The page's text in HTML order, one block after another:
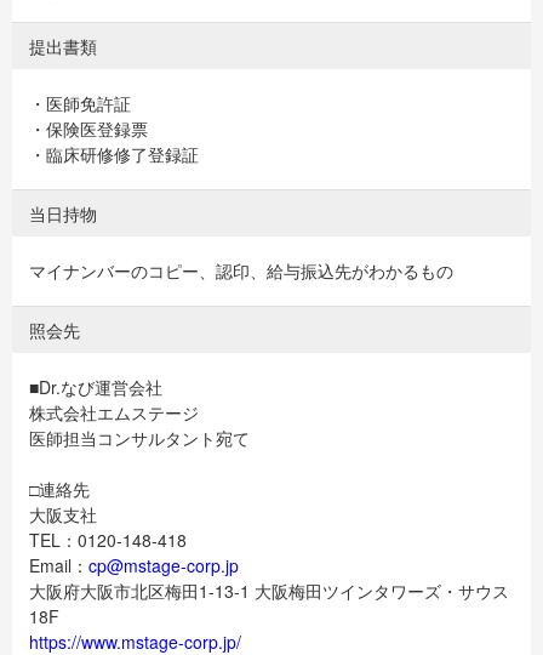
提出書類
・医師免許証
・保険医登録票
・臨床研修修了登録証
当日持物
マイナンバーのコピー、認印、給与振込先がわかるもの
照会先
■Dr.なび運営会社
株式会社エムステージ
医師担当コンサルタント宛て
□連絡先
大阪支社
TEL：0120-148-418
Email： cp@mstage-corp.jp
大阪府大阪市北区梅田1-13-1 大阪梅田ツインタワーズ・サウス
18F
https://www.mstage-corp.jp/